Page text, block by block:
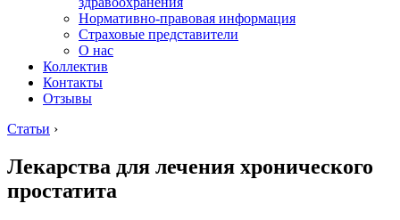
Нормативно-правовая информация
Страховые представители
О нас
Коллектив
Контакты
Отзывы
Статьи ›
Лекарства для лечения хронического
простатита